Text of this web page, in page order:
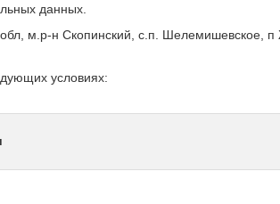
данных.
м.р-н Скопинский, с.п. Шелемишевское, п
условиях: